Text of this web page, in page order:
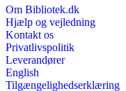
Om Bibliotek.dk
Hjælp og vejledning
Kontakt os
Privatlivspolitik
Leverandører
English
Tilgængelighedserklæring